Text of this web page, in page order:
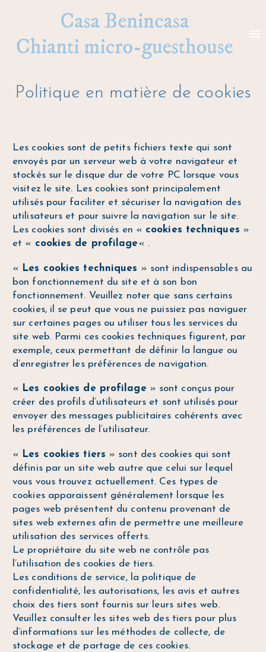
Politique en matière de cookies
Les cookies sont de petits fichiers texte qui sont
envoyés par un serveur web à votre navigateur et
stockés sur le disque dur de votre PC lorsque vous
visitez le site. Les cookies sont principalement
utilisés pour faciliter et sécuriser la navigation des
utilisateurs et pour suivre la navigation sur le site.
Les cookies sont divisés en « cookies techniques »
et « cookies de profilage« .
« Les cookies techniques » sont indispensables au
bon fonctionnement du site et à son bon
fonctionnement. Veuillez noter que sans certains
cookies, il se peut que vous ne puissiez pas naviguer
sur certaines pages ou utiliser tous les services du
site web. Parmi ces cookies techniques figurent, par
exemple, ceux permettant de définir la langue ou
d’enregistrer les préférences de navigation.
« Les cookies de profilage» sont conçus pour
créer des profils d’utilisateurs et sont utilisés pour
envoyer des messages publicitaires cohérents avec
les préférences de l’utilisateur.
« Les cookies tiers » sont des cookies qui sont
définis par un site web autre que celui sur lequel
vous vous trouvez actuellement. Ces types de
cookies apparaissent généralement lorsque les
pages web présentent du contenu provenant de
sites web externes afin de permettre une meilleure
utilisation des services offerts.
Le propriétaire du site web ne contrôle pas
l’utilisation des cookies de tiers.
Les conditions de service, la politique de
confidentialité, les autorisations, les avis et autres
choix des tiers sont fournis sur leurs sites web.
Veuillez consulter les sites web des tiers pour plus
d’informations sur les méthodes de collecte, de
stockage et de partage de ces cookies.